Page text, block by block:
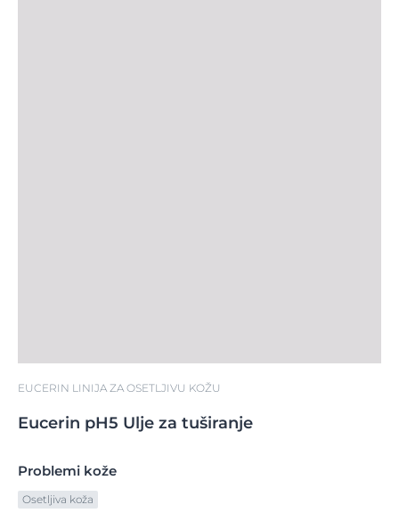
EUCERIN LINIJA ZA OSETLJIVU KOŽU
Eucerin pH5 Ulje za tuširanje
Problemi kože
Osetljiva koža